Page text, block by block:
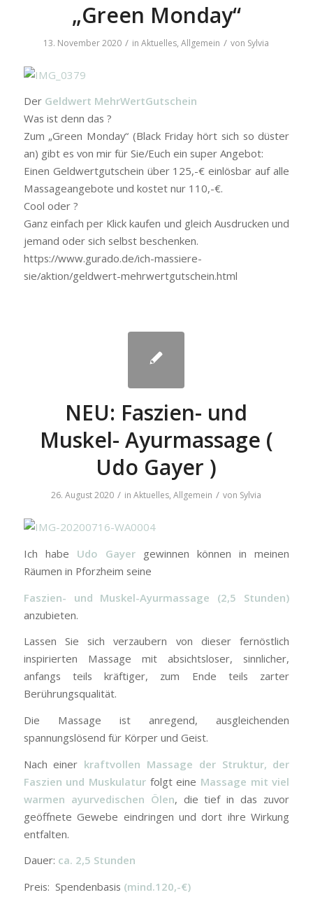
„Green Monday“
13. November 2020 / inAktuelles,Allgemein / von Sylvia
Der Geldwert MehrWertGutschein
Was ist denn das ?
Zum „Green Monday“ (Black Friday hört sich so düster
an) gibt es von mir für Sie/Euch ein super Angebot:
Einen Geldwertgutschein über 125,-€ einlösbar auf alle
Massageangebote und kostet nur 110,-€.
Cool oder ?
Ganz einfach per Klick kaufen und gleich Ausdrucken und
jemand oder sich selbst beschenken.
https://www.gurado.de/ich-massiere-
sie/aktion/geldwert-mehrwertgutschein.html
NEU: Faszien- und
Muskel- Ayurmassage (
Udo Gayer )
26. August 2020 / inAktuelles,Allgemein / von Sylvia
Ich habe Udo Gayergewinnen können in meinen
Räumen in Pforzheim seine
Faszien- und Muskel-Ayurmassage (2,5 Stunden)
anzubieten.
Lassen Sie sich verzaubern von dieser fernöstlich
inspirierten Massage mit absichtsloser, sinnlicher,
anfangs teils kräftiger, zum Ende teils zarter
Berührungsqualität.
Die Massage ist anregend, ausgleichenden
spannungslösend für Körper und Geist.
Nach einer kraftvollen Massage der Struktur, der
Faszien und Muskulaturfolgt eine Massage mit viel
warmen ayurvedischen Ölen, die tief in das zuvor
geöffnete Gewebe eindringen und dort ihre Wirkung
entfalten.
Dauer: ca. 2,5 Stunden
Preis: Spendenbasis (mind.120,-€)